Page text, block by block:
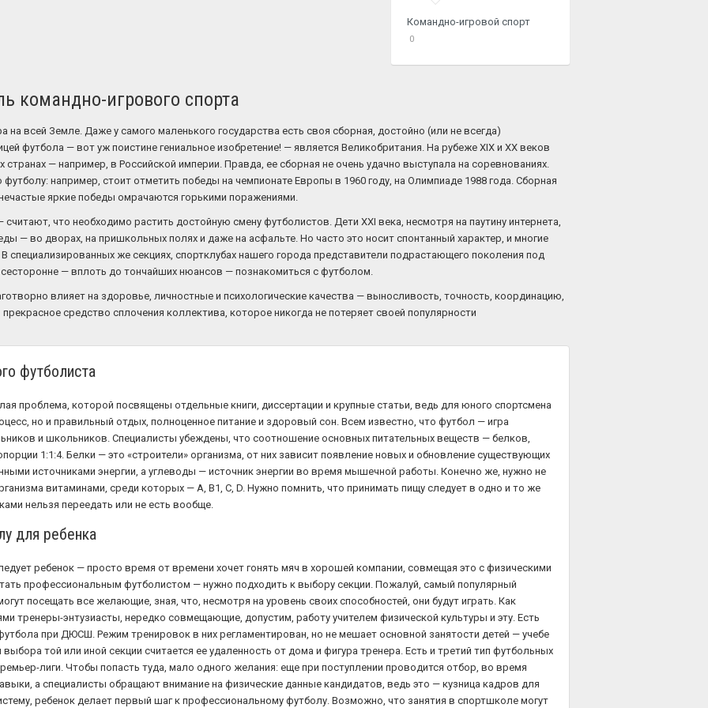
Командно-игровой спорт
0
командно-игрового спорта
всей Земле. Даже у самого маленького государства есть своя сборная, достойно (или не всегда)
футбола — вот уж поистине гениальное изобретение! — является Великобритания. На рубеже XIX и XX веков
— например, в Российской империи. Правда, ее сборная не очень удачно выступала на соревнованиях.
например, стоит отметить победы на чемпионате Европы в 1960 году, на Олимпиаде 1988 года. Сборная
яркие победы омрачаются горькими поражениями.
что необходимо растить достойную смену футболистов. Дети XXI века, несмотря на паутину интернета,
— во дворах, на пришкольных полях и даже на асфальте. Но часто это носит спонтанный характер, и многие
специализированных же секциях, спортклубах нашего города представители подрастающего поколения под
— вплоть до тончайших нюансов — познакомиться с футболом.
влияет на здоровье, личностные и психологические качества — выносливость, точность, координацию,
средство сплочения коллектива, которое никогда не потеряет своей популярности
футболиста
проблема, которой посвящены отдельные книги, диссертации и крупные статьи, ведь для юного спортсмена
но и правильный отдых, полноценное питание и здоровый сон. Всем известно, что футбол — игра
и школьников. Специалисты убеждены, что соотношение основных питательных веществ — белков,
1:1:4. Белки — это «строители» организма, от них зависит появление новых и обновление существующих
источниками энергии, а углеводы — источник энергии во время мышечной работы. Конечно же, нужно не
витаминами, среди которых — A, B1, C, D. Нужно помнить, что принимать пищу следует в одно и то же
нельзя переедать или не есть вообще.
для ребенка
ребенок — просто время от времени хочет гонять мяч в хорошей компании, совмещая это с физическими
профессиональным футболистом — нужно подходить к выбору секции. Пожалуй, самый популярный
посещать все желающие, зная, что, несмотря на уровень своих способностей, они будут играть. Как
тренеры-энтузиасты, нередко совмещающие, допустим, работу учителем физической культуры и эту. Есть
при ДЮСШ. Режим тренировок в них регламентирован, но не мешает основной занятости детей — учебе
той или иной секции считается ее удаленность от дома и фигура тренера. Есть и третий тип футбольных
лиги. Чтобы попасть туда, мало одного желания: еще при поступлении проводится отбор, во время
а специалисты обращают внимание на физические данные кандидатов, ведь это — кузница кадров для
ребенок делает первый шаг к профессиональному футболу. Возможно, что занятия в спортшколе могут